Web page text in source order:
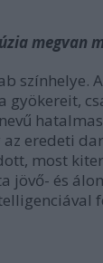
megvan
színhelye.
gyökereit,
eredeti
most
jövő- és